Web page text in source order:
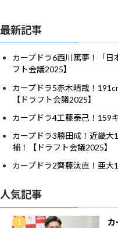
最新記事
カープドラ6西川篤夢！「日
フト会議2025】
カープドラ5赤木晴哉！
【ドラフト会議2025】
カープドラ4工藤泰己！159
カープドラ3勝田成！近畿
補！【ドラフト会議2025】
カープドラ2齊藤汰直！亜大
人気記事
カ